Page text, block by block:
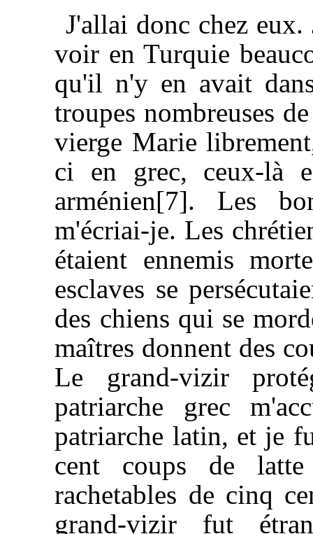
J'allai donc chez eux.
voir en Turquie
qu'il n'y en avait
troupes nombreuses
vierge Marie
ci en grec, ceux-là
arménien[7]. Les
m'écriai-je. Les
étaient ennemis
esclaves se
des chiens qui se
maîtres donnent des
Le grand-vizir
patriarche grec
patriarche latin, et je
cent coups de
rachetables de cinq
grand-vizir fut